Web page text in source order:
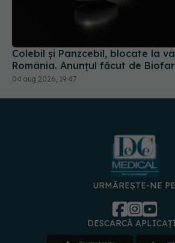
Colebil și Panzcebil, blocate la
România. Anunțul făcut de
04 aug 2026, 19:47
URMĂREȘTE-NE
DESCARCĂ